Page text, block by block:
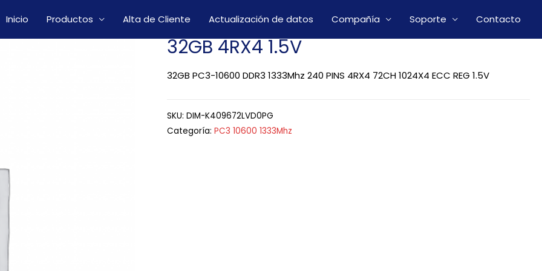
Inicio Productos Alta de Cliente Actualización de datos Compañía Soporte Contacto
32GB 4RX4 1.5V
32GB PC3-10600 DDR3 1333Mhz 240 PINS 4RX4 72CH 1024X4 ECC REG 1.5V
SKU:DIM-K409672LVD0PG
Categoría:PC3 10600 1333Mhz